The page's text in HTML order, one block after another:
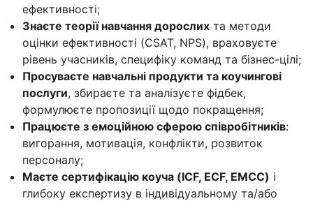
ефективності;
Знаєте теорії навчання дорослих та методи
оцінки ефективності (CSAT, NPS), враховуєте
рівень учасників, специфіку команд та бізнес-цілі;
Просуваєте навчальні продукти та коучингові
послуги, збираєте та аналізуєте фідбек,
формулюєте пропозиції щодо покращення;
Працюєте з емоційною сферою співробітників:
вигорання, мотивація, конфлікти, розвиток
персоналу;
Маєте сертифікацію коуча (ICF, ECF, EMCC) і
глибоку експертизу в індивідуальному та/або